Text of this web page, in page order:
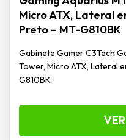
Micro ATX, Lateral
Preto – MT-G810BK
Gabinete Gamer C3Tech
Tower, Micro ATX, Lateral
G810BK